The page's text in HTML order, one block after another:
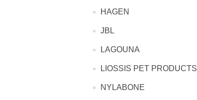
HAGEN
JBL
LAGOUNA
LIOSSIS PET PRODUCTS
NYLABONE